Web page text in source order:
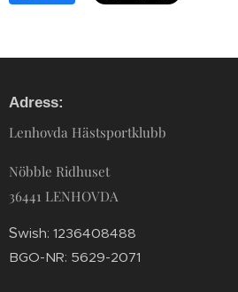
Adress:
Lenhovda Hästsportklubb
Nöbble Ridhuset
36441 LENHOVDA
Swish: 1236408488
BGO-NR: 5629-2071